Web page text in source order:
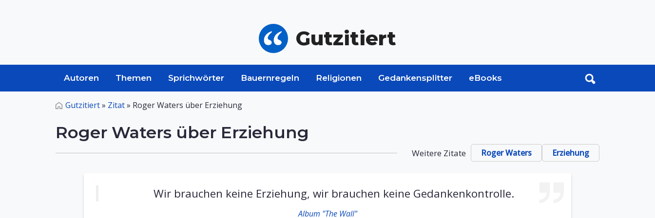
Gutzitiert
Autoren Themen Sprichwörter Bauernregeln Religionen Gedankensplitter eBooks
Gutzitiert» Zitat» Roger Waters über Erziehung
Roger Waters über Erziehung
Weitere Zitate Roger Waters Erziehung
Wir brauchen keine Erziehung, wir brauchen keine Gedankenkontrolle.
Album "The Wall"